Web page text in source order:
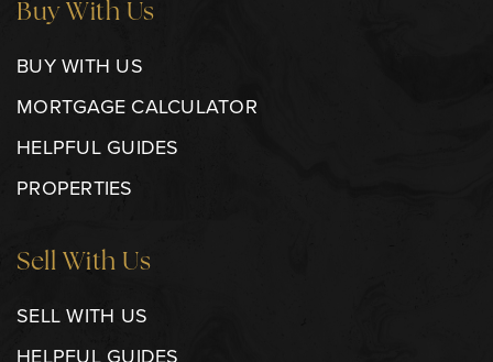
Buy With Us
BUY WITH US
MORTGAGE CALCULATOR
HELPFUL GUIDES
PROPERTIES
Sell With Us
SELL WITH US